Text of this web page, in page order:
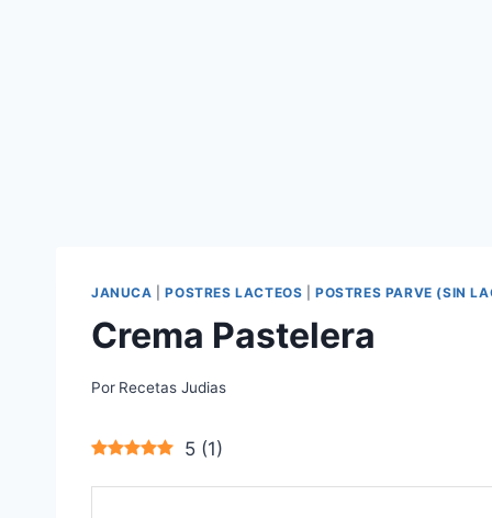
JANUCA |POSTRES LACTEOS |POSTRES PARVE (SIN
Crema Pastelera
Por Recetas Judias
5 (1)